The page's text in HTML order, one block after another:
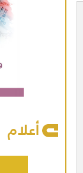
أعلام